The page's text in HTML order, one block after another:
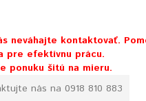
kontaktovať.
pre efektívnu prácu.
ponuku šitú na mieru.
nás na 0918 810 883